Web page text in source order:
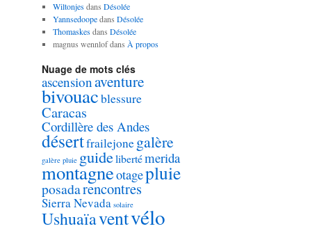
Wiltonjesdans Désolée
Yannsedoopedans Désolée
Thomaskesdans Désolée
magnus wennlofdans À propos
Nuage de mots clés
ascensionaventure
bivouacblessure
Caracas
Cordillère des Andes
désertfrailejonegalère
galère pluie guidelibertémerida
montagneotagepluie
posadarencontres
Sierra Nevada solaire
Ushuaïaventvélo